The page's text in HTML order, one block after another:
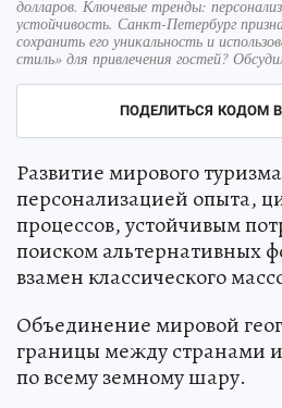
долларов. Ключевые тренды:
устойчивость. Санкт-Петербург
сохранить его уникальность и
стиль» для привлечения гостей?
ПОДЕЛИТЬСЯ КОДОМ
Развитие мирового
персонализацией опыта,
процессов, устойчивым
поиском альтернативных
взамен классического
Объединение мировой
границы между странами
по всему земному шару.